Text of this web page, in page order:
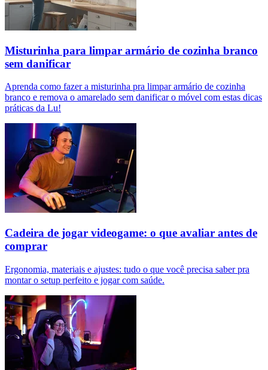
Misturinha para limpar armário de cozinha branco
sem danificar
Aprenda como fazer a misturinha pra limpar armário de cozinha
branco e remova o amarelado sem danificar o móvel com estas dicas
práticas da Lu!
Cadeira de jogar videogame: o que avaliar antes de
comprar
Ergonomia, materiais e ajustes: tudo o que você precisa saber pra
montar o setup perfeito e jogar com saúde.